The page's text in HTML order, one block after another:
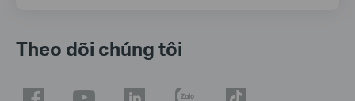
Theo dõi chúng tôi